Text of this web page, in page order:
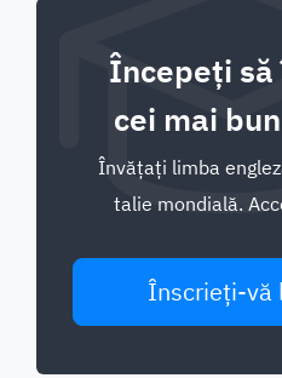
Începeți
cei mai
Învățați limba
talie mondială.
Înscrieți-vă